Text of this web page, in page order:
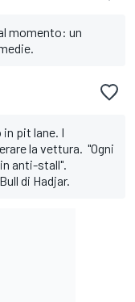
momento: un
pit lane. I
la vettura. "Ogni
anti-stall".
di Hadjar.